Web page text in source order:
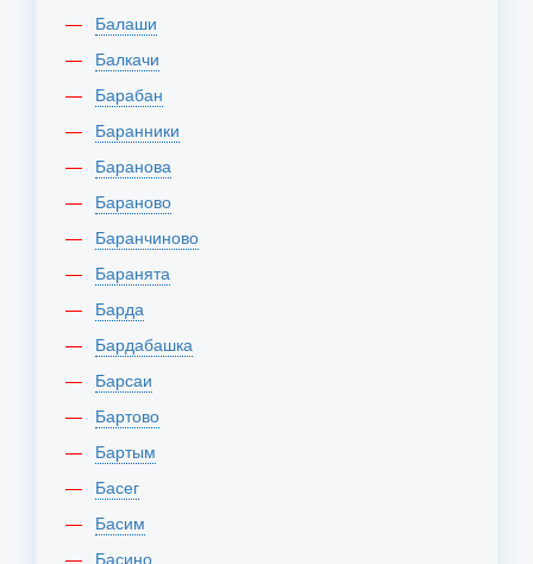
Балаши
Балкачи
Барабан
Баранники
Баранова
Бараново
Баранчиново
Баранята
Барда
Бардабашка
Барсаи
Бартово
Бартым
Басег
Басим
Басино